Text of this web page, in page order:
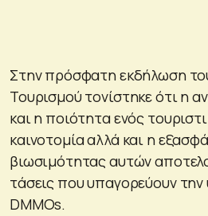
Στην πρόσφατη εκδήλωση
Τουρισμού τονίστηκε ότι η
και η ποιότητα ενός
καινοτομία αλλά και η
βιωσιμότητας αυτών
τάσεις που υπαγορεύουν
DMΜOs.